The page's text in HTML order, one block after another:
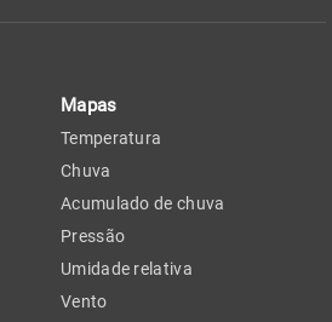
Mapas
Temperatura
Chuva
Acumulado de chuva
Pressão
Umidade relativa
Vento